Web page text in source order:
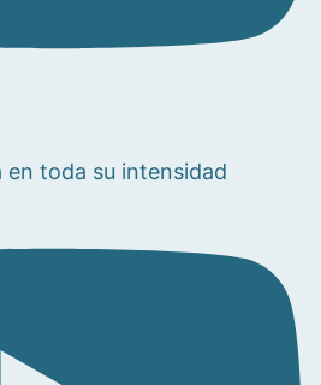
en toda su intensidad